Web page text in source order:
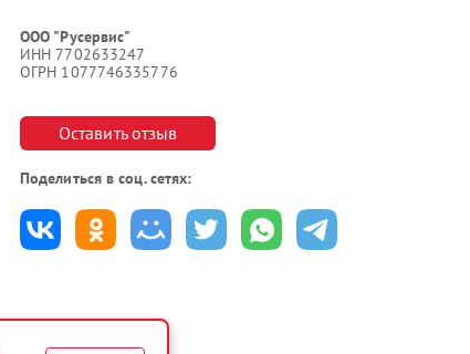
ООО "Русервис"
ИНН 7702633247
ОГРН 1077746335776
Оставить отзыв
Поделиться в соц. сетях: